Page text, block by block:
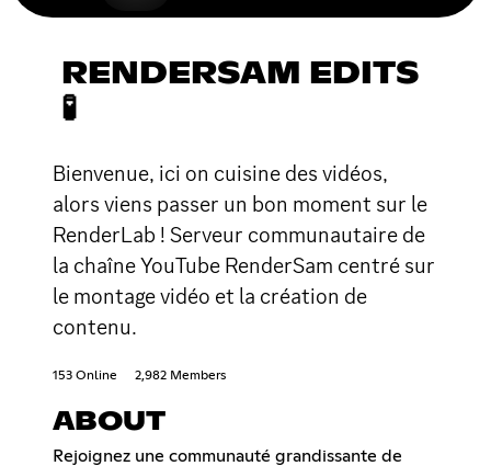
RENDERSAM EDITS
🧪
Bienvenue, ici on cuisine des vidéos,
alors viens passer un bon moment sur le
RenderLab ! Serveur communautaire de
la chaîne YouTube RenderSam centré sur
le montage vidéo et la création de
contenu.
153 Online 2,982 Members
ABOUT
Rejoignez une communauté grandissante de